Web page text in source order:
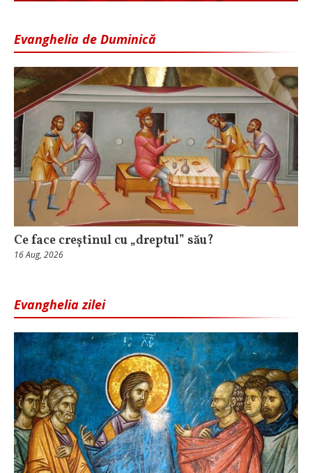
Evanghelia de Duminică
Ce face creștinul cu „dreptul” său?
16 Aug, 2026
Evanghelia zilei